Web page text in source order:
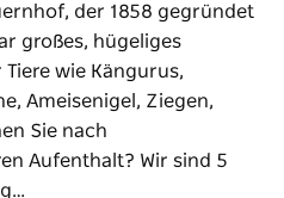
der 1858 gegründet
großes, hügeliges
wie Kängurus,
Ameisenigel, Ziegen,
Sie nach
Aufenthalt? Wir sind 5